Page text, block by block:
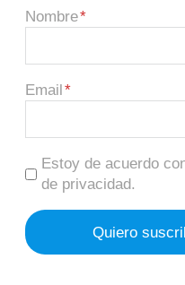
Nombre
Email
Estoy de acuerdo
de privacidad.